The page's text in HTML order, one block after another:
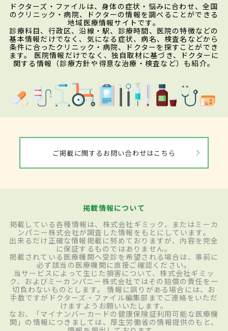
ドクターズ・ファイルは、身体の症状・悩みに合わせ、全国
のクリニック・病院、ドクターの情報を調べることができる
地域医療情報サイトです。
診療科目、行政区、沿線・駅、診療時間、医院の特徴などの
基本情報だけでなく、気になる症状、病名、検査名などから
条件に合ったクリニック・病院、ドクターを探すことができ
ます。 医院情報だけでなく、独自取材に基づき、ドクターに
関する情報（診療方針や得意な治療・検査など）も紹介。
ご掲載に関するお問い合わせはこちら
掲載情報について
掲載している各種情報は、株式会社ギミック、またはミーカ
ンパニー株式会社が調査した情報をもとにしています。
出来るだけ正確な情報掲載に努めておりますが、内容を完全
に保証するものではありません。
掲載されている医療機関へ受診を希望される場合は、事前に
必ず該当の医療機関に直接ご確認ください。
当サービスによって生じた損害について、株式会社ギミッ
ク、およびミーカンパニー株式会社ではその賠償の責任を一
切負わないものとします。 情報に誤りがある場合には、お
手数ですがドクターズ・ファイル編集部までご連絡をいただ
けますようお願いいたします。
なお、「マイナンバーカードの健康保険証利用可能な医療機
関」の情報につきましては、厚生労働省の情報提供のもと、